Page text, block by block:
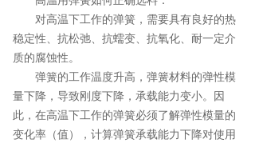
对高温下工作的弹簧，需要具有良好的热
稳定性、抗松弛、抗蠕变、抗氧化、耐一定介
质的腐蚀性。
弹簧的工作温度升高，弹簧材料的弹性模
量下降，导致刚度下降，承载能力变小。因
此，在高温下工作的弹簧必须了解弹性模量的
变化率（值），计算弹簧承载能力下降对使用